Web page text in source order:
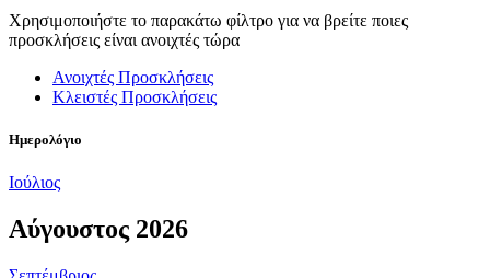
Χρησιμοποιήστε το παρακάτω φίλτρο για να βρείτε ποιες
προσκλήσεις είναι ανοιχτές τώρα
Ανοιχτές Προσκλήσεις
Κλειστές Προσκλήσεις
Ημερολόγιο
Ιούλιος
Αύγουστος 2026